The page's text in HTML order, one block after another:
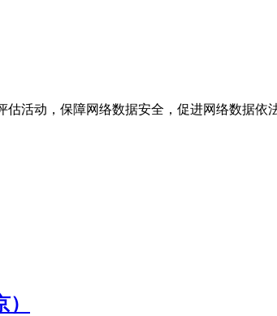
活动，保障网络数据安全，促进网络数据依